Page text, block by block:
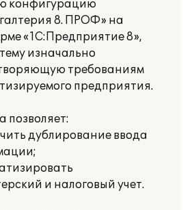
конфигурацию
8. ПРОФ» на
«1С:Предприятие 8»,
изначально
требованиям
предприятия.
позволяет:
дублирование ввода
и налоговый учет.